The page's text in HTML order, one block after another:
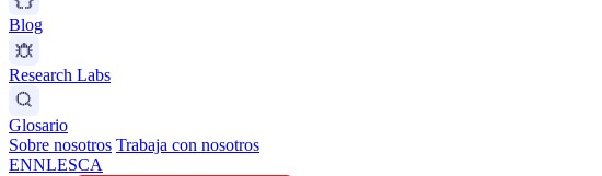
Blog
Research Labs
Glosario
Sobre nosotros Trabaja con nosotros
ENNLESCA